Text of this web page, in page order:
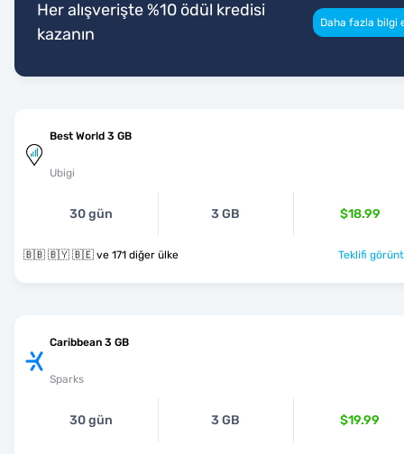
Her alışverişte %10 ödül kredisi
kazanın
Daha fazla bilgi
Best World 3 GB
Ubigi
30 gün 3 GB $18.99
🇧🇧 🇧🇾 🇧🇪 ve 171 diğer ülke Teklifi
Caribbean 3 GB
Sparks
30 gün 3 GB $19.99